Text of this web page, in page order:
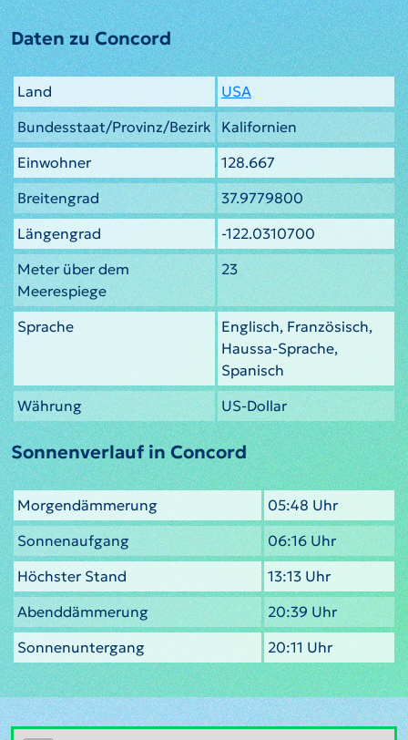
Daten zu Concord
Land
USA
Bundesstaat/Provinz/Bezirk Kalifornien
Einwohner
128.667
Breitengrad
37.9779800
Längengrad
-122.0310700
Meter über dem
Meerespiege
23
Sprache
Englisch, Französisch,
Haussa-Sprache,
Spanisch
Währung
US-Dollar
Sonnenverlauf in Concord
Morgendämmerung
05:48 Uhr
Sonnenaufgang
06:16 Uhr
Höchster Stand
13:13 Uhr
Abenddämmerung
20:39 Uhr
Sonnenuntergang
20:11 Uhr